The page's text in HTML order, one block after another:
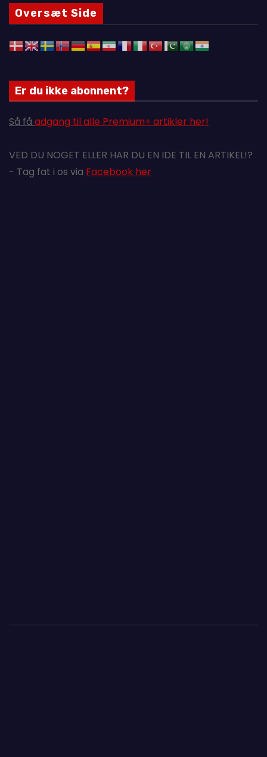
Oversæt Side
Er du ikke abonnent?
Så få adgang til alle Premium+ artikler her!
VED DU NOGET ELLER HAR DU EN IDE TIL EN ARTIKEL!?
- Tag fat i os via Facebook her